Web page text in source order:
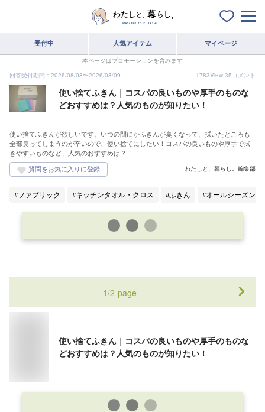
受付中 人気アイテム マイページ
本ページはプロモーションを含みます
回答受付期間： 2026/08/08〜2026/08/09 1783View 35コメント
使い捨てふきん｜コスパの良いものや厚手のものな
どおすすめは？人気のものが知りたい！
使い捨てふきんが欲しいです。いつの間にかふきんが臭くなって、拭いたところも
全部臭ってしまうのが辛いので、使い捨てにしたい！コスパの良いものや厚手で拭
きやすいものなど、人気のおすすめは？
わたしと、暮らし。編集部
ファブリック キッチンタオル・クロス ふきん オールシーズン
1/2 page
使い捨てふきん｜コスパの良いものや厚手のものな
どおすすめは？人気のものが知りたい！